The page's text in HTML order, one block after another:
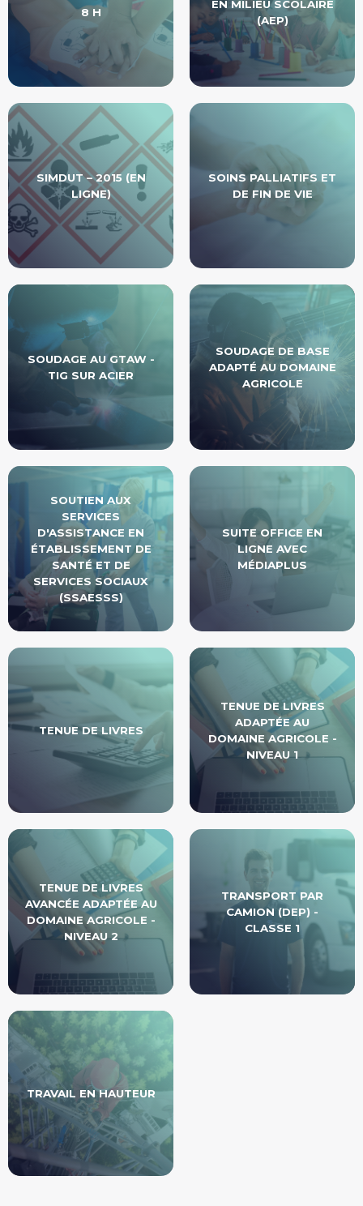
8 H
EN MILIEU SCOLAIRE
(AEP)
SIMDUT – 2015 (EN
LIGNE)
SOINS PALLIATIFS ET
DE FIN DE VIE
SOUDAGE AU GTAW -
TIG SUR ACIER
SOUDAGE DE BASE
ADAPTÉ AU DOMAINE
AGRICOLE
SOUTIEN AUX
SERVICES
D'ASSISTANCE EN
ÉTABLISSEMENT DE
SANTÉ ET DE
SERVICES SOCIAUX
(SSAESSS)
SUITE OFFICE EN
LIGNE AVEC
MÉDIAPLUS
TENUE DE LIVRES
TENUE DE LIVRES
ADAPTÉE AU
DOMAINE AGRICOLE -
NIVEAU 1
TENUE DE LIVRES
AVANCÉE ADAPTÉE AU
DOMAINE AGRICOLE -
NIVEAU 2
TRANSPORT PAR
CAMION (DEP) -
CLASSE 1
TRAVAIL EN HAUTEUR